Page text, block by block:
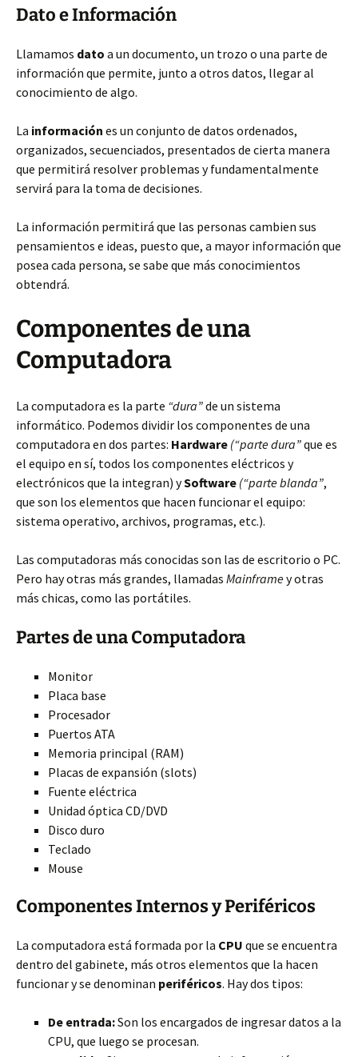
Dato e Información
Llamamos dato a un documento, un trozo o una parte de
información que permite, junto a otros datos, llegar al
conocimiento de algo.
La información es un conjunto de datos ordenados,
organizados, secuenciados, presentados de cierta manera
que permitirá resolver problemas y fundamentalmente
servirá para la toma de decisiones.
La información permitirá que las personas cambien sus
pensamientos e ideas, puesto que, a mayor información que
posea cada persona, se sabe que más conocimientos
obtendrá.
Componentes de una
Computadora
La computadora es la parte “dura”de un sistema
informático. Podemos dividir los componentes de una
computadora en dos partes: Hardware (“parte dura”que es
el equipo en sí, todos los componentes eléctricos y
electrónicos que la integran) ySoftware (“parte blanda”,
que son los elementos que hacen funcionar el equipo:
sistema operativo, archivos, programas, etc.).
Las computadoras más conocidas son las de escritorio o PC.
Pero hay otras más grandes, llamadas Mainframey otras
más chicas, como las portátiles.
Partes de una Computadora
Monitor
Placa base
Procesador
Puertos ATA
Memoria principal (RAM)
Placas de expansión (slots)
Fuente eléctrica
Unidad óptica CD/DVD
Disco duro
Teclado
Mouse
Componentes Internos y Periféricos
La computadora está formada por la CPU que se encuentra
dentro del gabinete, más otros elementos que la hacen
funcionar y se denominan periféricos. Hay dos tipos:
De entrada:Son los encargados de ingresar datos a la
CPU, que luego se procesan.